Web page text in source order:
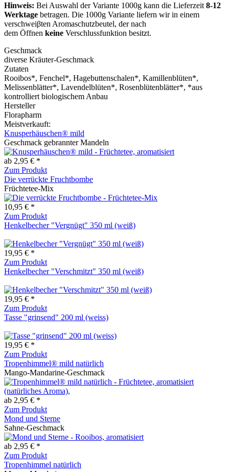
Hinweis: Bei Auswahl der Variante 1000g kann die Lieferzeit 8-12
Werktage betragen. Die 1000g Variante liefern wir in einem
verschweiβten Aromaschutzbeutel, der nach
dem Öffnen keine Verschlussfunktion besitzt.
Geschmack
diverse Kräuter-Geschmack
Zutaten
Rooibos*, Fenchel*, Hagebuttenschalen*, Kamillenblüten*,
Melissenblätter*, Lavendelblüten*, Rosenblütenblätter*, *aus
kontrolliert biologischem Anbau
Hersteller
Florapharm
Meistverkauft:
Knusperhäuschen® mild
Geschmack gebrannter Mandeln
ab 2,95 € *
Zum Produkt
Die verrückte Fruchtbombe
Früchtetee-Mix
10,95 € *
Zum Produkt
Henkelbecher "Vergnügt" 350 ml (weiß)
19,95 € *
Zum Produkt
Henkelbecher "Verschmitzt" 350 ml (weiß)
19,95 € *
Zum Produkt
Tasse "grinsend" 200 ml (weiss)
19,95 € *
Zum Produkt
Tropenhimmel® mild natürlich
Mango-Mandarine-Geschmack
ab 2,95 € *
Zum Produkt
Mond und Sterne
Sahne-Geschmack
ab 2,95 € *
Zum Produkt
Tropenhimmel natürlich